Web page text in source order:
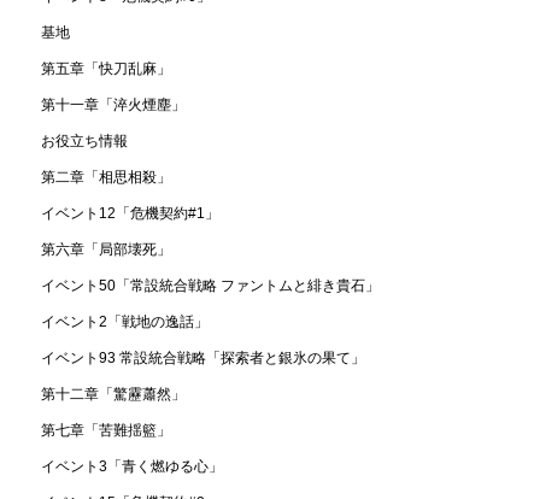
基地
第五章「快刀乱麻」
第十一章「淬火煙塵」
お役立ち情報
第二章「相思相殺」
イベント12「危機契約#1」
第六章「局部壊死」
イベント50「常設統合戦略 ファントムと緋き貴石」
イベント2「戦地の逸話」
イベント93 常設統合戦略「探索者と銀氷の果て」
第十二章「驚靂蕭然」
第七章「苦難揺籃」
イベント3「青く燃ゆる心」